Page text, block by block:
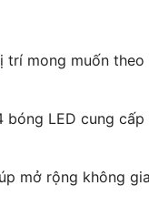
trí mong muốn
LED cung cấp
mở rộng không